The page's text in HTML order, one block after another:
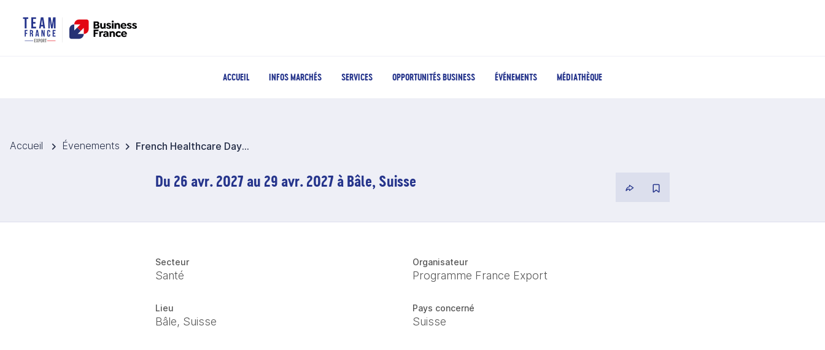
ACCUEIL INFOS MARCHÉS SERVICES OPPORTUNITÉS BUSINESS ÉVÉNEMENTS MÉDIATHÈQUE
Accueil Évenements French Healthcare Days @ SWISS BIOTECH DAY 2027 - Suisse
Du 26 avr. 2027 au 29 avr. 2027 à Bâle, Suisse
Secteur
Santé
Organisateur
Programme France Export
Lieu
Bâle, Suisse
Pays concerné
Suisse